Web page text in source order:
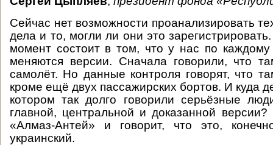
Сейчас нет возможности проанализировать
дела и то, могли ли они это
момент состоит в том, что у нас по каждому
меняются версии. Сначала говорили, что
самолёт. Но данные контроля говорят, что
кроме ещё двух пассажирских бортов. И куда
котором так долго говорили серьёзные
главной, центральной и доказанной
«Алмаз-Антей» и говорит, что это,
украинский.